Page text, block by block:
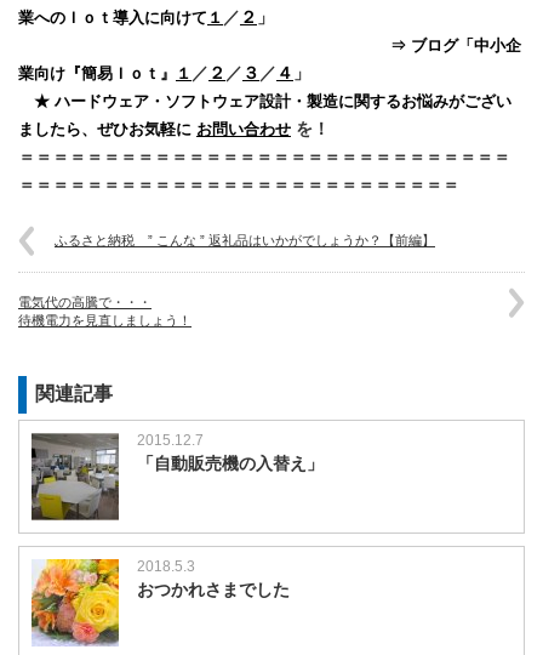
業へのＩｏｔ導入に向けて １ ／ ２ 」
⇒ ブログ「中小企
業向け『簡易Ｉｏｔ』
１ ／ ２ ／ ３ ／ ４ 」
★ ハードウェア・ソフトウェア設計・製造に関するお悩みがござい
ましたら、ぜひお気軽に お問い合わせ を！
＝＝＝＝＝＝＝＝＝＝＝＝＝＝＝＝＝＝＝＝＝＝＝＝＝＝＝＝＝
＝＝＝＝＝＝＝＝＝＝＝＝＝＝＝＝＝＝＝＝＝＝＝＝＝＝
ふるさと納税 ” こんな ” 返礼品はいかがでしょうか？【前編】
電気代の高騰で・・・
待機電力を見直しましょう！
関連記事
2015.12.7
「自動販売機の入替え」
2018.5.3
おつかれさまでした